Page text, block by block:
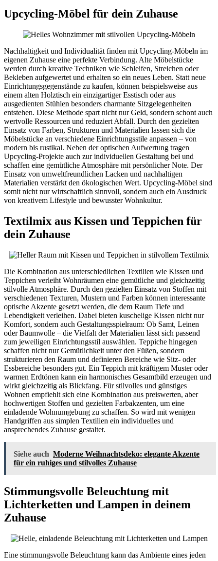
Upcycling-Möbel für dein Zuhause
Nachhaltigkeit und Individualität finden mit Upcycling-Möbeln im
eigenen Zuhause eine perfekte Verbindung. Alte Möbelstücke
werden durch kreative Techniken wie Schleifen, Streichen oder
Bekleben aufgewertet und erhalten so ein neues Leben. Statt neue
Einrichtungsgegenstände zu kaufen, können beispielsweise aus
einem alten Holztisch ein einzigartiger Esstisch oder aus
ausgedienten Stühlen besonders charmante Sitzgelegenheiten
entstehen. Diese Methode spart nicht nur Geld, sondern schont auch
wertvolle Ressourcen und reduziert Abfall. Durch den gezielten
Einsatz von Farben, Strukturen und Materialien lassen sich die
Möbelstücke an verschiedene Einrichtungsstile anpassen – von
modern bis rustikal. Neben der optischen Aufwertung tragen
Upcycling-Projekte auch zur individuellen Gestaltung bei und
schaffen eine gemütliche Atmosphäre mit persönlicher Note. Der
Einsatz von umweltfreundlichen Lacken und nachhaltigen
Materialien verstärkt den ökologischen Wert. Upcycling-Möbel sind
somit nicht nur wirtschaftlich sinnvoll, sondern auch ein Ausdruck
von kreativem Lifestyle und bewusster Wohnkultur.
Textilmix aus Kissen und Teppichen für
dein Zuhause
Die Kombination aus unterschiedlichen Textilien wie Kissen und
Teppichen verleiht Wohnräumen eine gemütliche und gleichzeitig
stilvolle Atmosphäre. Durch den gezielten Einsatz von Stoffen mit
verschiedenen Texturen, Mustern und Farben können interessante
optische Akzente gesetzt werden, die dem Raum Tiefe und
Lebendigkeit verleihen. Dabei bieten kuschelige Kissen nicht nur
Komfort, sondern auch Gestaltungsspielraum: Ob Samt, Leinen
oder Baumwolle – die Vielfalt der Materialien lässt sich passend
zum jeweiligen Einrichtungsstil auswählen. Teppiche hingegen
schaffen nicht nur Gemütlichkeit unter den Füßen, sondern
strukturieren den Raum und definieren Bereiche wie Sitz- oder
Essbereiche besonders gut. Ein Teppich mit kräftigem Muster oder
warmen Erdtönen kann ein harmonisches Gesamtbild erzeugen und
wirkt gleichzeitig als Blickfang. Für stilvolles und günstiges
Wohnen empfiehlt sich eine Kombination aus preiswerten, aber
hochwertigen Stoffen und gezielten Farbakzenten, um eine
einladende Wohnumgebung zu schaffen. So wird mit wenigen
Handgriffen aus simplen Textilien ein individuelles und
ansprechendes Zuhause gestaltet.
Siehe auch Moderne Weihnachtsdeko: elegante Akzente
für ein ruhiges und stilvolles Zuhause
Stimmungsvolle Beleuchtung mit
Lichterketten und Lampen in deinem
Zuhause
Eine stimmungsvolle Beleuchtung kann das Ambiente eines jeden